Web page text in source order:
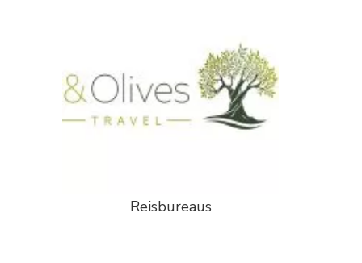
Reisbureaus